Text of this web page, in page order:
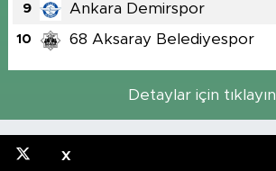
9 Ankara Demirspor
10 68 Aksaray Belediyespor
Detaylar için tıklayın
X